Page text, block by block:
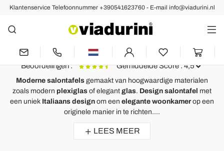
Klantenservice Telefoonnummer +390541623760 - E-mail info@viadurini.nl
Moderne Salontafel en Design
Salontafel van Italiaans Design
Beoordelingen : Gemiddelde Score : 4,5
Moderne veelkleurige plexiglas salontafel gemaakt in Italië, Otto
Questo tavolino mi ricorda l'effetto di una tovaglia. Bellissimo colore e
forma un elemento d'arredo veramente ben riuscito.
Moderne salontafels gemaakt van hoogwaardige materialen
zoals modern plexiglas of elegant glas. Design salontafel met
een uniek Italiaans design om een elegante woonkamerop een
originele manier in te richten....
LEES MEER